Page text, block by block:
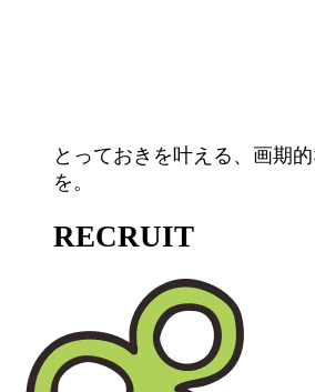
とっておきを叶える、画期
を。
RECRUIT